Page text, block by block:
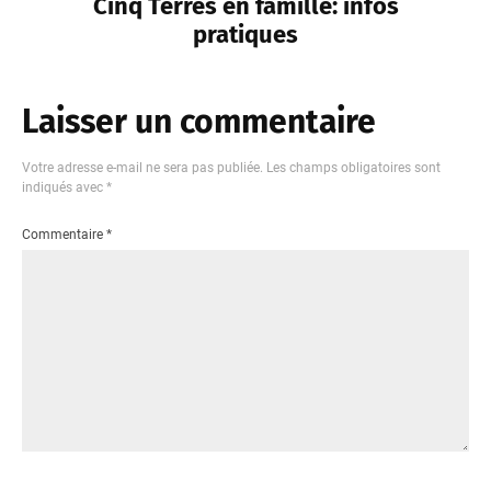
pratiques
Laisser un commentaire
Votre adresse e-mail ne sera pas publiée. Les champs obligatoires sont
indiqués avec *
Commentaire *